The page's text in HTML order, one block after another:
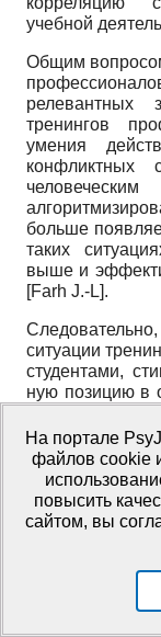
учебной
Общим
тренингов
умения
конфликтных
больше
таких
выше и
[Farh J.-L].
ситуации
студентами,
ную позицию в
творческого
Заключение
В целом,
анализа
На портале
файлов cookie
повысить
сайтом, вы